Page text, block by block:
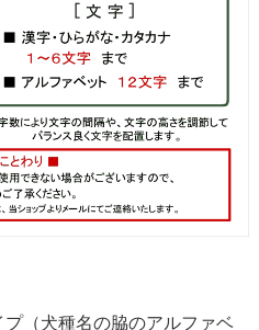
プ（犬種名の脇のアルファベ